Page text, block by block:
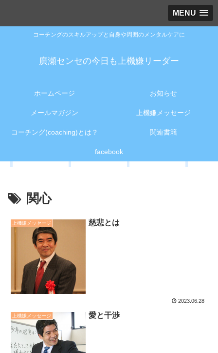
MENU
コーチングのスキルアップと自身や周囲のメンタルケアに
廣瀬センセの今日も上機嫌リーダー
ホームページ お知らせ
メールマガジン 上機嫌メッセージ
コーチング(coaching)とは？ 関連書籍
facebook
関心
上機嫌メッセージ 慈悲とは
2023.06.28
上機嫌メッセージ 愛と干渉